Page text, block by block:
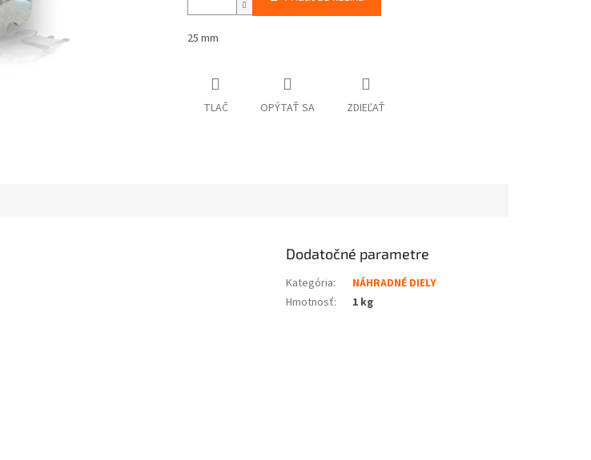
25 mm
TLAČ OPÝTAŤ SA ZDIEĽAŤ
Dodatočné parametre
Kategória:
NÁHRADNÉ DIELY
Hmotnosť: 1 kg